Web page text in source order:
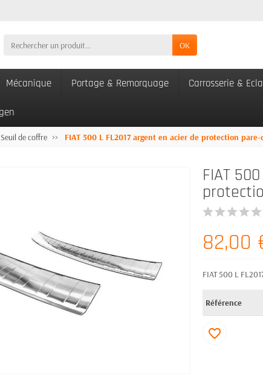
OK
Mécanique Portage & Remorquage Carrosserie &
Seuil de coffre FIAT 500 L FL2017 argent en acier de protection
FIAT
82,00
FIAT 500 L
Référence
favorite_border